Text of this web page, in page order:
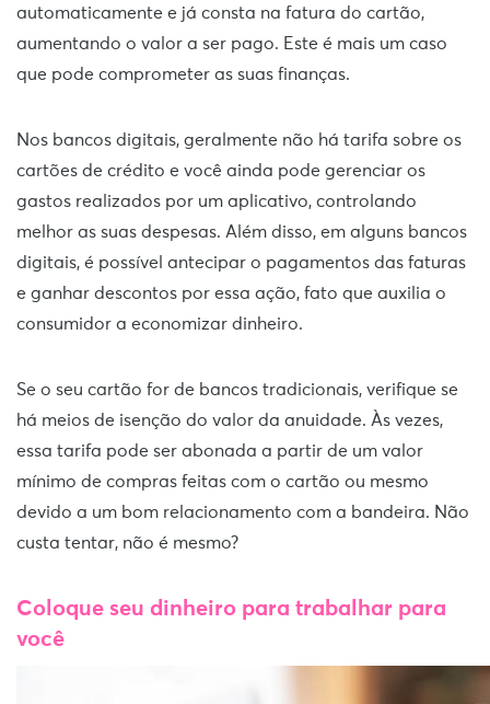
automaticamente e já consta na fatura do cartão,
aumentando o valor a ser pago. Este é mais um caso
que pode comprometer as suas finanças.
Nos bancos digitais, geralmente não há tarifa sobre os
cartões de crédito e você ainda pode gerenciar os
gastos realizados por um aplicativo, controlando
melhor as suas despesas. Além disso, em alguns bancos
digitais, é possível antecipar o pagamentos das faturas
e ganhar descontos por essa ação, fato que auxilia o
consumidor a economizar dinheiro.
Se o seu cartão for de bancos tradicionais, verifique se
há meios de isenção do valor da anuidade. Às vezes,
essa tarifa pode ser abonada a partir de um valor
mínimo de compras feitas com o cartão ou mesmo
devido a um bom relacionamento com a bandeira. Não
custa tentar, não é mesmo?
Coloque seu dinheiro para trabalhar para
você